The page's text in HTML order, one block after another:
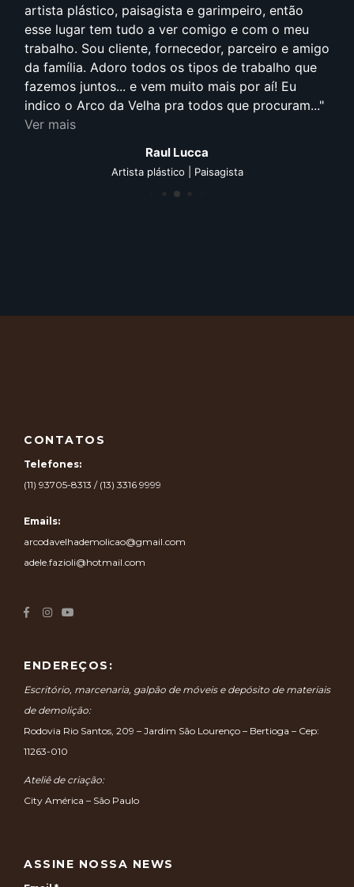
pensar que arquitetura e construção fariam parte
da minha vida profissional. Cursando arquitetura
e frequentando de maneira assídua o Litoral
Norte, pude contemplar de forma bem próxima o
estilo proposto pelo arquiteto Aldo Fazioli.
Visivelmente sempre empregou em suas obras o
conceito de sustentabilidade, uso de material de...
Cristian Borgonovi Januckaitis
Arquiteto | Gestão de projetos e obras
CONTATOS
Telefones:
Emails:
arcodavelhademolicao@gmail.com
ENDEREÇOS:
Escritório, marcenaria, galpão de móveis e depósito de materiais
de demolição:
Rodovia Rio Santos, 209 – Jardim São Lourenço – Bertioga – Cep:
Ateliê de criação:
ASSINE NOSSA NEWS